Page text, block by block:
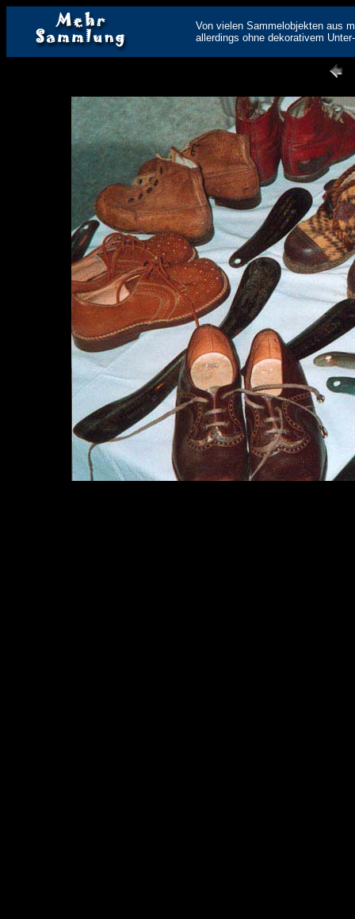
Von vielen Sammelobjekten aus
allerdings ohne dekorativem